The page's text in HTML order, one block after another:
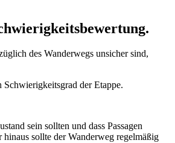
des Wanderwegs unsicher sind,
der Etappe.
sein sollten und dass Passagen
sollte der Wanderweg regelmäßig